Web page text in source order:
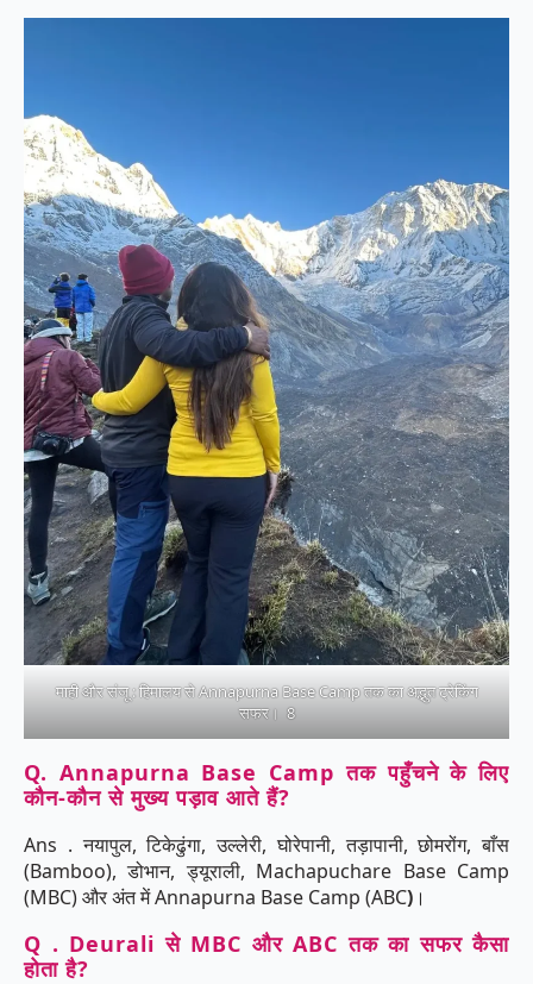
माही और संजू : हिमालय से Annapurna Base Camp तक का अद्भुत ट्रेकिंग
सफर। 8
Q. Annapurna Base Camp तक पहुँचने के लिए
कौन-कौन से मुख्य पड़ाव आते हैं?
Ans . नयापुल, टिकेढुंगा, उल्लेरी, घोरेपानी, तड़ापानी, छोमरोंग, बाँस
(Bamboo), डोभान, ड्यूराली, Machapuchare Base Camp
(MBC) और अंत में Annapurna Base Camp (ABC) ।
Q . Deurali से MBC और ABC तक का सफर कैसा
होता है?